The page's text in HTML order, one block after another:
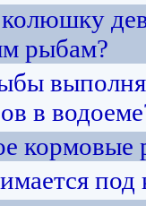
рыбам?
в
кормовые
под